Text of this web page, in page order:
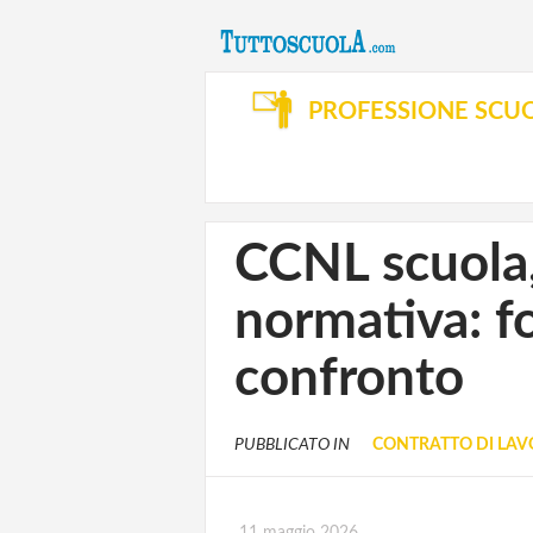
PROFESSIONE
CCNL
normativa:
confronto
PUBBLICATO IN CONTRATTO DI